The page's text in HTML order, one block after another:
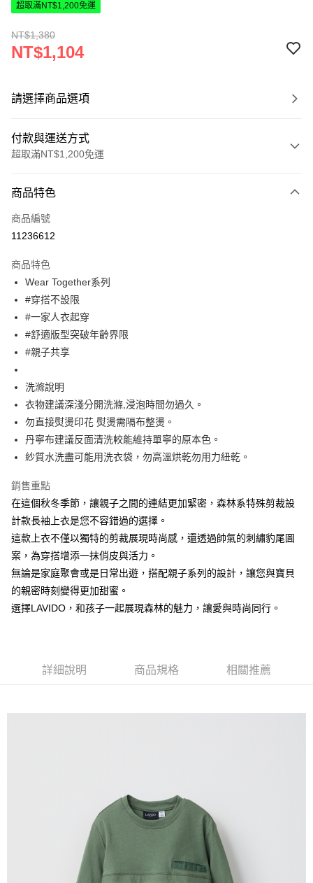
超取滿NT$1,200免運
NT$1,380
NT$1,104
請選擇商品選項
付款與運送方式
超取滿NT$1,200免運
信用卡一次付款
超商取貨付款
街口支付
悠遊付
大哥付你分期
相關說明
2.付款方式選擇「大哥付你分期」，訂單成立後會自動跳轉到大哥付的交易
流程，驗證手機門號後，選擇欲分期的期數、繳款截止日，確認付款後即完
3.實際核准額度、可分期數及費用金額請依後續交易確認頁面所載為準。
4.訂單成立30分鐘內，如未前往確認交易或遇審核未通過，訂單將自動取
消。如遇「轉專審核」未通過狀況，表示未達大哥付你分期系統評分，恕無
法說明評估內容。
1.分期款項不併入電信帳單，「大哥付你分期」於每月結算日後寄送繳費提
醒簡訊。
2.透過簡訊連結打開帳單後，可選擇「超商條碼／台灣大直營門市／銀行轉
帳／街口支付／iPASS MONEY」等通路繳費。
【注意事項】
用戶於交易時，得透過本服務購買商品或服務，並由商店將買賣／分期付款
買賣價金債權讓與本公司後，依約使用本公司帳單繳交帳款。
2.基於同意付款使用「大哥付你分期」之契約關係目的，商店將以您的個人
資料（包含姓名、電話或地址）提供予台灣大哥大進項蒐集、處理及利用，
ATM付款
運送方式
每筆NT$60，滿NT$1,200(含以上)免運費
7-11取貨付款
每筆NT$60，滿NT$1,500(含以上)免運費
每筆NT$60，滿NT$1,500(含以上)免運費
宅配
商品特色
商品編號
11236612
商品特色
Wear Together系列
#穿搭不設限
#一家人衣起穿
#舒適版型突破年齡界限
#親子共享
洗滌說明
衣物建議深淺分開洗滌,浸泡時間勿過久。
勿直接熨燙印花 熨燙需隔布整燙。
丹寧布建議反面清洗較能維持單寧的原本色。
紗質水洗盡可能用洗衣袋，勿高溫烘乾勿用力紐乾。
銷售重點
在這個秋冬季節，讓親子之間的連結更加緊密，森林系特殊剪裁設
計款長袖上衣是您不容錯過的選擇。
這款上衣不僅以獨特的剪裁展現時尚感，還透過帥氣的刺繡豹尾圖
案，為穿搭增添一抹俏皮與活力。
無論是家庭聚會或是日常出遊，搭配親子系列的設計，讓您與寶貝
的親密時刻變得更加甜蜜。
選擇LAVIDO，和孩子一起展現森林的魅力，讓愛與時尚同行。
詳細說明 商品規格 相關推薦